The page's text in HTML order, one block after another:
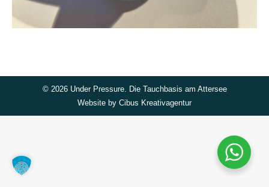
© 2026 Under Pressure. Die Tauchbasis am Attersee
Website by Cibus Kreativagentur